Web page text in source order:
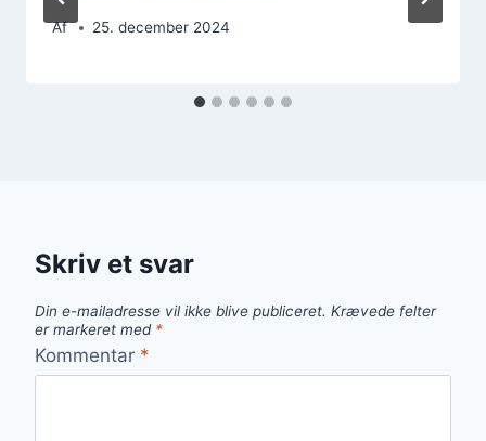
Af 25. december 2024
Skriv et svar
Din e-mailadresse vil ikke blive publiceret. Krævede felter
er markeret med *
Kommentar *